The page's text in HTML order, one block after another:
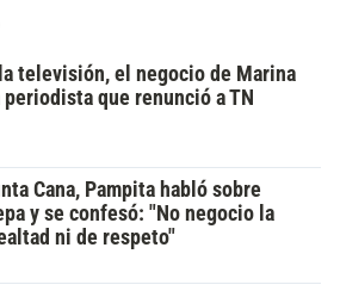
televisión, el negocio de Marina
que renunció a TN
Cana, Pampita habló sobre
y se confesó: "No negocio la
ni de respeto"